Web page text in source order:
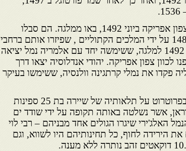
ראשוני גולי ספרד, שעלו על החוף בצפון אפריקה ביוני 1492, באו ממלגה. הם סבלו
מרדיפות קשות מאז כיבוש העיר ב 1486 על ידי המלכים הקתוליים , שפיזרו אותם ברחבי
קסטיליה. מחוסרי כל הם הובלו ביוני 1492 למלגה, ששימשה יחד עם אלמריה נמל יציאה
לכוון צפון אפריקה. יהודי אנדלוסיה יצאו דרך
פקדו את נמלי קרתגינה וולנסיה, ששימשו בעיקר
כרוניקאי ספרדי מבני התקופה סיפר בפרוטרוט על תלאותיה של שיירה בת 25 ספינות
אשר נשלטה באותה תקופה על ידי שודד ים
האלג'ירי שיגרו הגולים אחד מבניהם – רבי לוי
הירידה לחוף, כל תחינותיהם היו לשווא, וגם